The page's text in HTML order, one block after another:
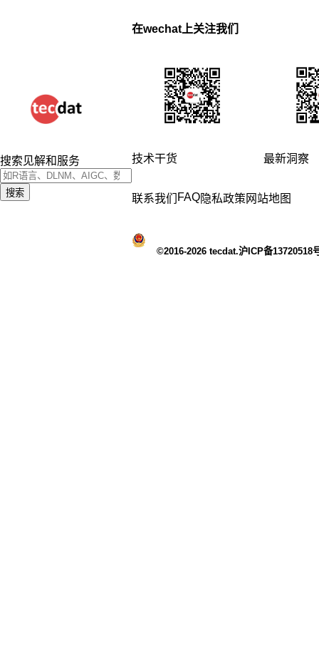
搜索见解和服务
搜索
在wechat上关注我们
技术干货 最新洞察
联系我们 FAQ隐私政策 网站地图
©2016-2026 tecdat.沪ICP备13720518